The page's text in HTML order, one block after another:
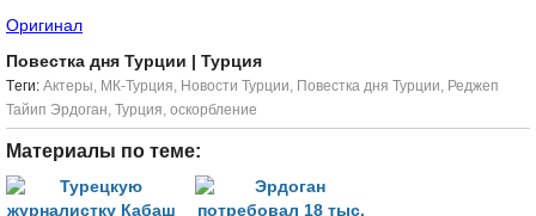
Оригинал
Повестка дня Турции
| Турция
Tеги: Актеры, МК-Турция, Новости Турции, Повестка дня Турции, Реджеп
Тайип Эрдоган, Турция, оскорбление
Материалы по теме: